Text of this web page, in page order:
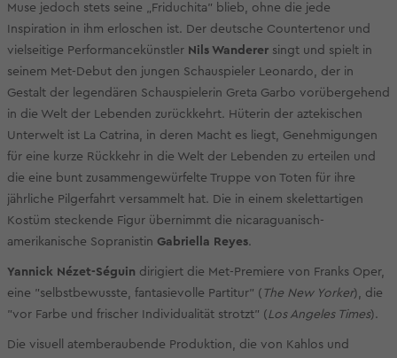
Muse jedoch stets seine „Friduchita" blieb, ohne die jede
Inspiration in ihm erloschen ist. Der deutsche Countertenor und
vielseitige Performancekünstler Nils Wanderersingt und spielt in
seinem Met-Debut den jungen Schauspieler Leonardo, der in
Gestalt der legendären Schauspielerin Greta Garbo vorübergehend
in die Welt der Lebenden zurückkehrt. Hüterin der aztekischen
Unterwelt ist La Catrina, in deren Macht es liegt, Genehmigungen
für eine kurze Rückkehr in die Welt der Lebenden zu erteilen und
die eine bunt zusammengewürfelte Truppe von Toten für ihre
jährliche Pilgerfahrt versammelt hat. Die in einem skelettartigen
Kostüm steckende Figur übernimmt die nicaraguanisch-
amerikanische Sopranistin Gabriella Reyes.
Yannick Nézet-Séguin dirigiert die Met-Premiere von Franks Oper,
eine "selbstbewusste, fantasievolle Partitur" ( The New Yorker), die
"vor Farbe und frischer Individualität strotzt" ( Los Angeles Times).
Die visuell atemberaubende Produktion, die von Kahlos und